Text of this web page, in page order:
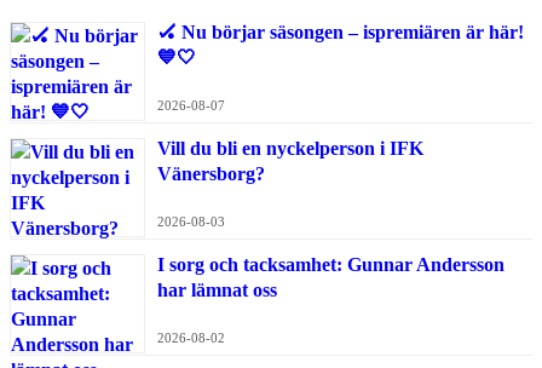
🏑 Nu börjar säsongen – ispremiären är här!
💙🤍
2026-08-07
Vill du bli en nyckelperson i IFK
Vänersborg?
2026-08-03
I sorg och tacksamhet: Gunnar Andersson
har lämnat oss
2026-08-02